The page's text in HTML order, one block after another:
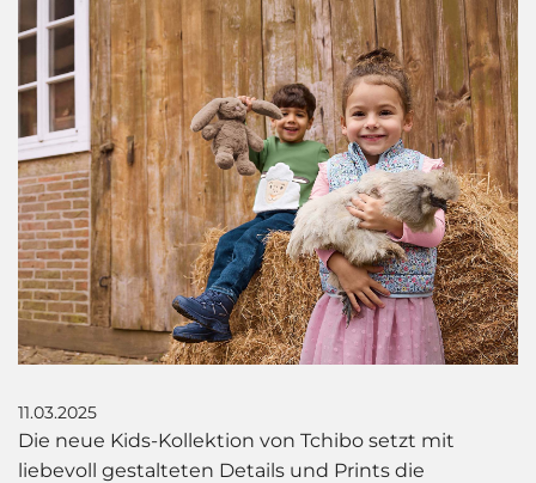
11.03.2025
Die neue Kids-Kollektion von Tchibo setzt mit
liebevoll gestalteten Details und Prints die